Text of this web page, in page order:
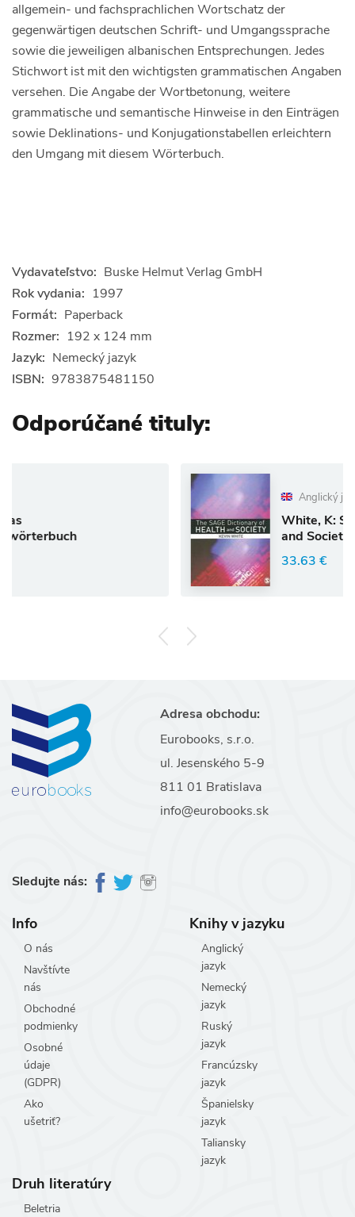
allgemein- und fachsprachlichen Wortschatz der
gegenwärtigen deutschen Schrift- und Umgangssprache
sowie die jeweiligen albanischen Entsprechungen. Jedes
Stichwort ist mit den wichtigsten grammatischen Angaben
versehen. Die Angabe der Wortbetonung, weitere
grammatische und semantische Hinweise in den Einträgen
sowie Deklinations- und Konjugationstabellen erleichtern
den Umgang mit diesem Wörterbuch.
Vydavateľstvo: Buske Helmut Verlag GmbH
Rok vydania: 1997
Formát: Paperback
Rozmer: 192 x 124 mm
Jazyk: Nemecký jazyk
ISBN: 9783875481150
Odporúčané tituly:
Anglický jazyk
White, K: SAGE
and Society
33.63 €
Adresa obchodu:
Eurobooks, s.r.o.
ul. Jesenského 5-9
811 01 Bratislava
info@eurobooks.sk
Sledujte nás:
Info
O nás
Navštívte
nás
Obchodné
podmienky
Osobné
údaje
(GDPR)
Ako
ušetriť?
Knihy v jazyku
Anglický
jazyk
Nemecký
jazyk
Ruský
jazyk
Francúzsky
jazyk
Španielsky
jazyk
Taliansky
jazyk
Druh literatúry
Beletria